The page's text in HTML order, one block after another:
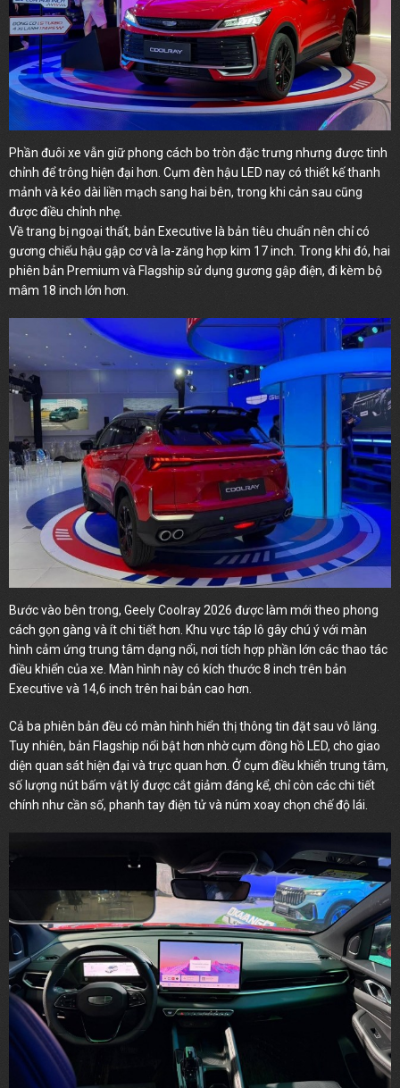
Phần đuôi xe vẫn giữ phong cách bo tròn đặc trưng nhưng được tinh
chỉnh để trông hiện đại hơn. Cụm đèn hậu LED nay có thiết kế thanh
mảnh và kéo dài liền mạch sang hai bên, trong khi cản sau cũng
được điều chỉnh nhẹ.
Về trang bị ngoại thất, bản Executive là bản tiêu chuẩn nên chỉ có
gương chiếu hậu gập cơ và la-zăng hợp kim 17 inch. Trong khi đó, hai
phiên bản Premium và Flagship sử dụng gương gập điện, đi kèm bộ
mâm 18 inch lớn hơn.
Bước vào bên trong, Geely Coolray 2026 được làm mới theo phong
cách gọn gàng và ít chi tiết hơn. Khu vực táp lô gây chú ý với màn
hình cảm ứng trung tâm dạng nổi, nơi tích hợp phần lớn các thao tác
điều khiển của xe. Màn hình này có kích thước 8 inch trên bản
Executive và 14,6 inch trên hai bản cao hơn.
Cả ba phiên bản đều có màn hình hiển thị thông tin đặt sau vô lăng.
Tuy nhiên, bản Flagship nổi bật hơn nhờ cụm đồng hồ LED, cho giao
diện quan sát hiện đại và trực quan hơn. Ở cụm điều khiển trung tâm,
số lượng nút bấm vật lý được cắt giảm đáng kể, chỉ còn các chi tiết
chính như cần số, phanh tay điện tử và núm xoay chọn chế độ lái.